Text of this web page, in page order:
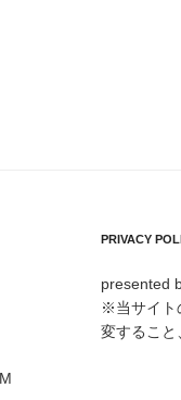
PRIVACY
presented
※当サイト
変すること